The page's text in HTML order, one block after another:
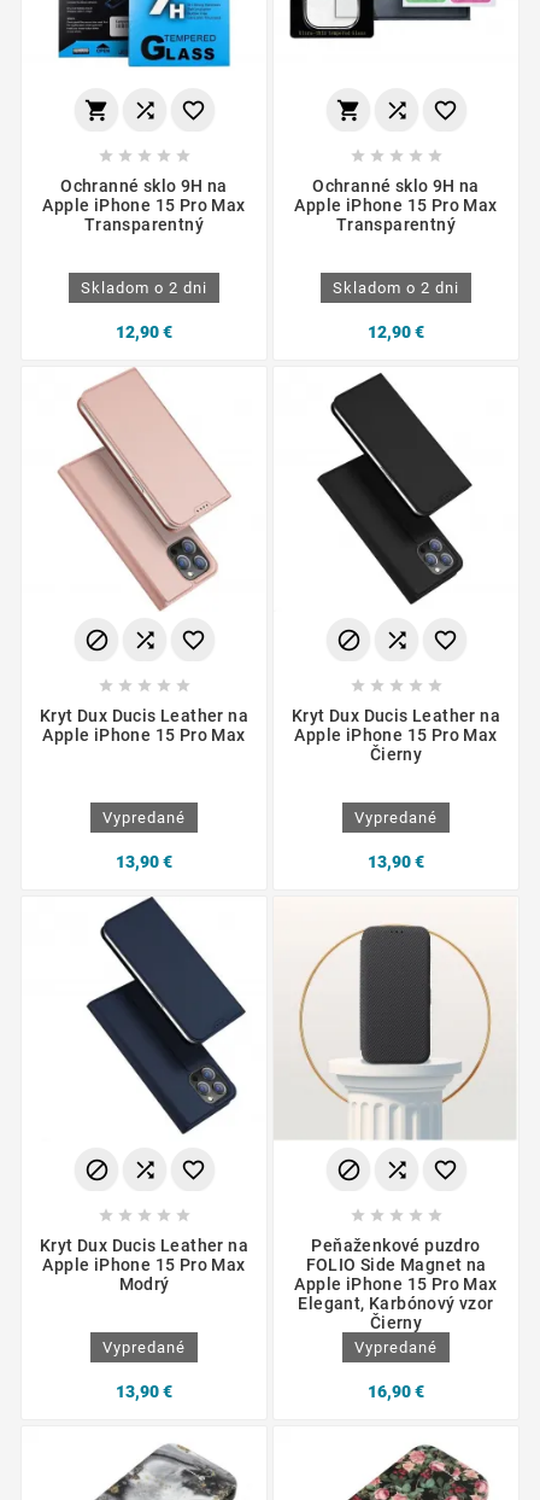
  
    
Ochranné sklo 9H na
Apple iPhone 15 Pro Max
Transparentný
Skladom o 2 dni
12,90 €
  
    
Ochranné sklo 9H na
Apple iPhone 15 Pro Max
Transparentný
Skladom o 2 dni
12,90 €
  
    
Kryt Dux Ducis Leather na
Apple iPhone 15 Pro Max
Vypredané
13,90 €
  
    
Kryt Dux Ducis Leather na
Apple iPhone 15 Pro Max
Čierny
Vypredané
13,90 €
  
    
Kryt Dux Ducis Leather na
Apple iPhone 15 Pro Max
Modrý
Vypredané
13,90 €
  
    
Peňaženkové puzdro
FOLIO Side Magnet na
Apple iPhone 15 Pro Max
Elegant, Karbónový vzor
Čierny
Vypredané
16,90 €